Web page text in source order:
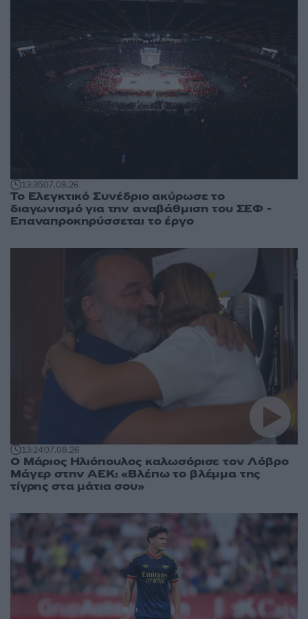
13:3507.08.26
Το Ελεγκτικό Συνέδριο ακύρωσε το
διαγωνισμό για την αναβάθμιση του ΣΕΦ -
Επαναπροκηρύσσεται το έργο
13:2407.08.26
Ο Μάριος Ηλιόπουλος καλωσόρισε τον Λόβρο
Μάγερ στην ΑΕΚ: «Βλέπω το βλέμμα της
τίγρης στα μάτια σου»